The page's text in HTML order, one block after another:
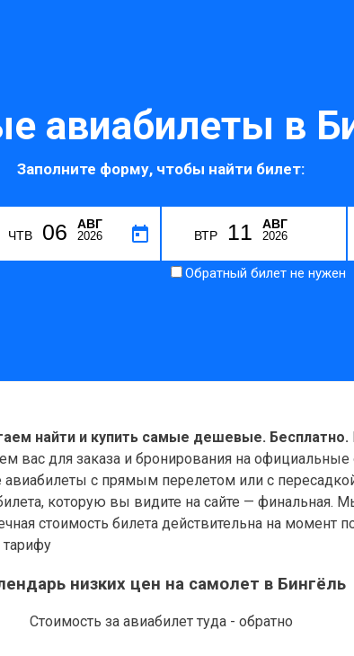
авиабилеты в
Заполните форму, чтобы найти билет:
ЧТВ 06 АВГ
2026 ВТР 11 АВГ
2026
Обратный билет не нужен
найти и купить самые дешевые. Бесплатно.
вас для заказа и бронирования на
с прямым перелетом или с
которую вы видите на сайте — финальная.
стоимость билета действительна на момент
тарифу
низких цен на самолет в Бингёль
Стоимость за авиабилет туда - обратно